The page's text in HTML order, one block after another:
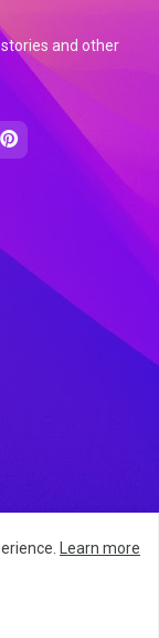
and other
Learn more